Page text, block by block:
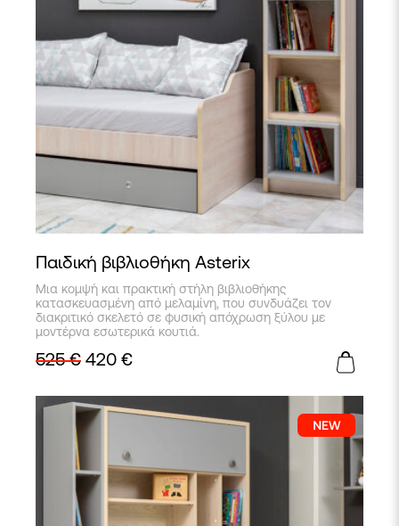
Παιδική βιβλιοθήκη Asterix
Μια κομψή και πρακτική στήλη βιβλιοθήκης
κατασκευασμένη από μελαμίνη, που συνδυάζει τον
διακριτικό σκελετό σε φυσική απόχρωση ξύλου με
μοντέρνα εσωτερικά κουτιά.
525€ 420 €